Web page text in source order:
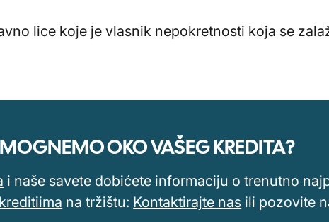
lice koje je vlasnik nepokretnosti koja se
OKO VAŠEG KREDITA?
i naše savete dobićete informaciju o trenutno
na tržištu: Kontaktirajte nas ili pozovite